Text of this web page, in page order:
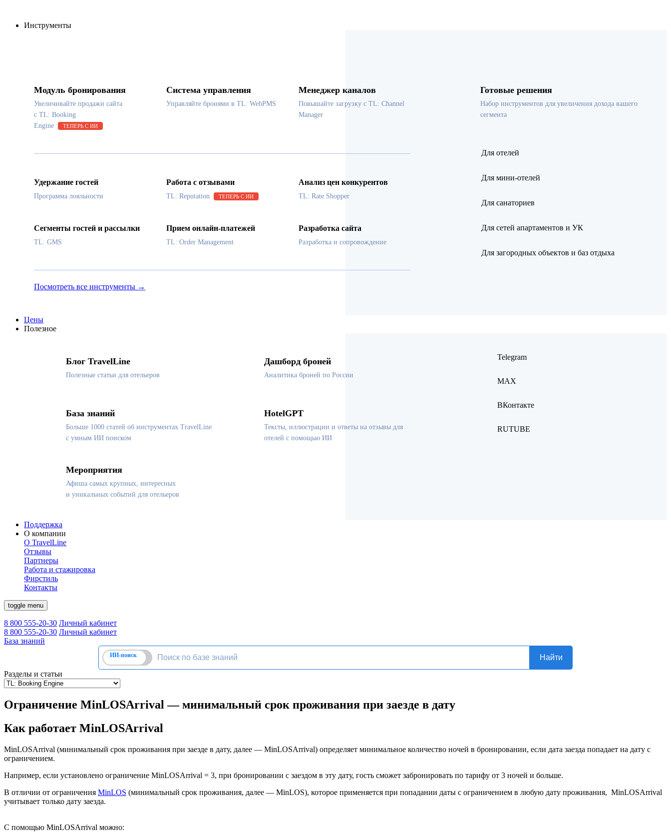
Инструменты
Модуль бронирования
Увеличивайте продажи сайта
с TL: Booking
Engine
ТЕПЕРЬ С ИИ
Система управления
Управляйте бронями в TL: WebPMS
Менеджер каналов
Повышайте загрузку с TL: Channel
Manager
Удержание гостей
Программа лояльности
Работа с отзывами
TL: Reputation ТЕПЕРЬ С ИИ
Анализ цен конкурентов
TL: Rate Shopper
Сегменты гостей и рассылки
TL: GMS
Прием онлайн-платежей
TL: Order Management
Разработка сайта
Разработка и сопровождение
Посмотреть все инструменты →
Готовые решения
Набор инструментов для увеличения дохода вашего
сегмента
Для отелей
Для мини-отелей
Для санаториев
Для сетей апартаментов и УК
Для загородных объектов и баз отдыха
Цены
Полезное
Блог TravelLine
Полезные статьи для отельеров
Дашборд броней
Аналитика броней по России
База знаний
Больше 1000 статей об инструментах TravelLine
с умным ИИ поиском
HotelGPT
Тексты, иллюстрации и ответы на отзывы для
отелей с помощью ИИ
Мероприятия
Афиша самых крупных, интересных
и уникальных событий для отельеров
Telegram
MAX
ВКонтакте
RUTUBE
Поддержка
О компании
О TravelLine
Отзывы
Партнеры
Работа и стажировка
Фирстиль
Контакты
toggle menu
8 800 555-20-30 Личный кабинет
8 800 555-20-30 Личный кабинет
База знаний
Разделы и статьи
Ограничение MinLOSArrival — минимальный срок проживания при заезде в дату
Как работает MinLOSArrival
MinLOSArrival (минимальный срок проживания при заезде в дату, далее — MinLOSArrival) определяет минимальное количество ночей в бронировании, если дата заезда попадает на дату с
ограничением.
Например, если установлено ограничение MinLOSArrival = 3, при бронировании с заездом в эту дату, гость сможет забронировать по тарифу от 3 ночей и больше.
В отличии от ограничения MinLOS (минимальный срок проживания, далее — MinLOS), которое применяется при попадании даты с ограничением в любую дату проживания, MinLOSArrival
учитывает только дату заезда.
С помощью MinLOSArrival можно: